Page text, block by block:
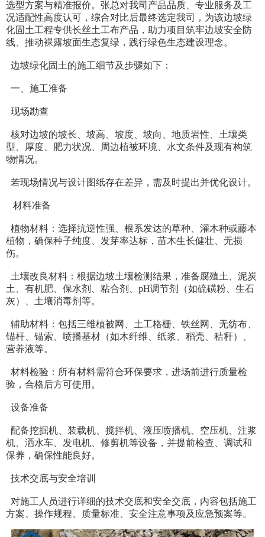
选型方案与精准报价。张总对我司产品品质、专业服务及工
况适配性高度认可，综合对比后最终选定我司，为该边坡绿
化固土工程专供长丝土工布产品，助力项目筑牢边坡安全防
线、推动裸露坡面生态复绿，践行绿色生态建设理念。
边坡绿化固土的施工细节及步骤如下：
一、施工准备
现场勘查
核对边坡的坡长、坡高、坡度、坡向、地质岩性、土壤类
型、厚度、肥力状况、周边植被环境、水文条件及现有构筑
物情况。
若现场情况与设计图纸存在差异，需及时提出并优化设计。
材料准备
植物材料：选择抗逆性强、根系发达的草种、灌木种或藤本
植物，确保种子纯度、发芽率达标，苗木生长健壮、无损
伤。
土壤改良材料：根据边坡土壤检测结果，准备腐殖土、泥炭
土、有机肥、保水剂、粘合剂、pH调节剂（如硫磺粉、生石
灰）、土壤消毒剂等。
辅助材料：包括三维植被网、土工格栅、铁丝网、无纺布、
锚杆、锚索、喷播基材（如木纤维、纸浆、稻壳、秸秆）、
营养液等。
材料检验：所有材料需符合环保要求，进场前进行质量检
验，合格后方可使用。
设备准备
配备挖掘机、装载机、搅拌机、液压喷播机、空压机、注浆
机、洒水车、发电机、修剪机等设备，并提前检查、调试和
保养，确保性能良好。
技术交底与安全培训
对施工人员进行详细的技术交底和安全交底，内容包括施工
方案、操作规程、质量标准、安全注意事项及应急预案等。